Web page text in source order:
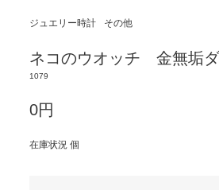
ジュエリー時計 その他
ネコのウオッチ 金無垢
1079
0円
在庫状況 個